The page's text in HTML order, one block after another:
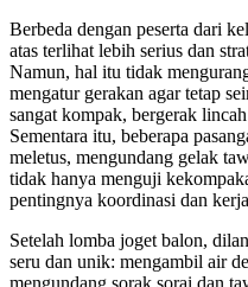
Berbeda dengan peserta dari
atas terlihat lebih serius dan
Namun, hal itu tidak
mengatur gerakan agar tetap
sangat kompak, bergerak
Sementara itu, beberapa
meletus, mengundang gelak
tidak hanya menguji
pentingnya koordinasi dan
Setelah lomba joget balon,
seru dan unik: mengambil air
mengundang sorak sorai dan